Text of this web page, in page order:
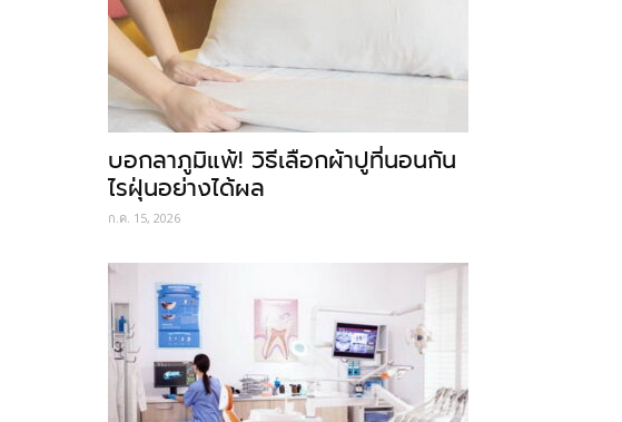
บอกลาภูมิแพ้! วิธีเลือกผ้าปูที่นอนกัน
ไรฝุ่นอย่างได้ผล
ก.ค. 15, 2026